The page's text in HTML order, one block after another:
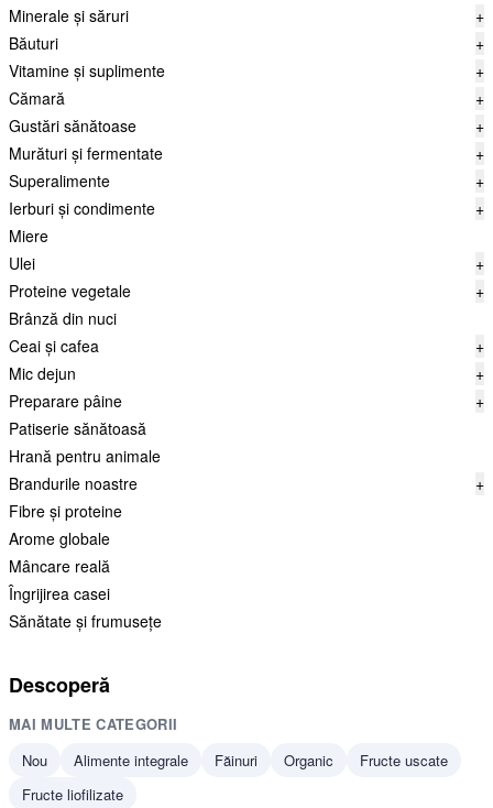
Minerale și săruri
+
Băuturi
+
Vitamine și suplimente
+
Cămară
+
Gustări sănătoase
+
Murături și fermentate
+
Superalimente
+
Ierburi și condimente
+
Miere
Ulei
+
Proteine vegetale
+
Brânză din nuci
Ceai și cafea
+
Mic dejun
+
Preparare pâine
+
Patiserie sănătoasă
Hrană pentru animale
Brandurile noastre
+
Fibre și proteine
Arome globale
Mâncare reală
Îngrijirea casei
Sănătate și frumusețe
Descoperă
MAI MULTE CATEGORII
Nou
Alimente integrale Făinuri Organic
Fructe uscate
Fructe liofilizate